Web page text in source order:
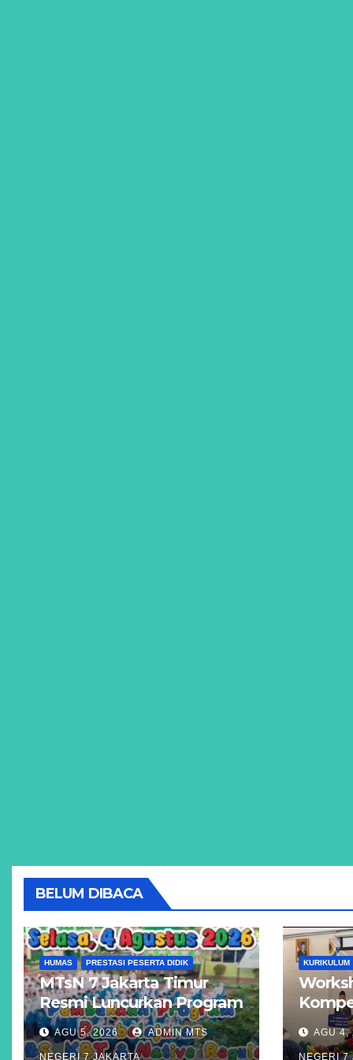
BELUM DIBACA
HUMAS PRESTASI PESERTA DIDIK
MTsN 7 Jakarta Timur
Resmi Luncurkan Program
Unggulan KBS, KBT, dan
Kelas Reguler Native
AGU 5, 2026 ADMIN MTS
NEGERI 7 JAKARTA
KURIKULUM
AGU 4,
NEGERI 7